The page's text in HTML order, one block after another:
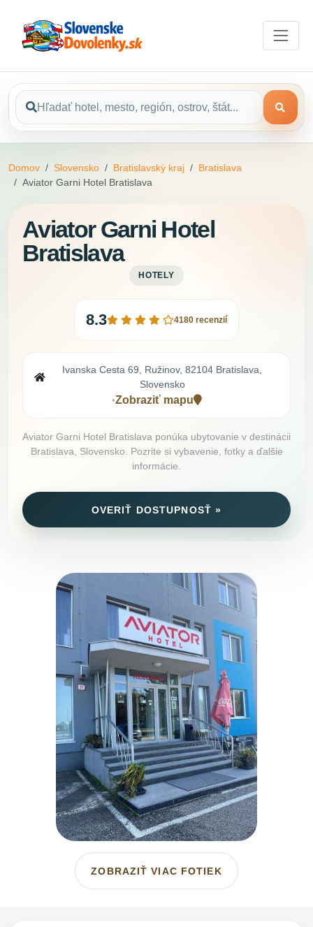
Domov Slovensko Bratislavský kraj
Bratislava
Aviator Garni Hotel Bratislava
Aviator Garni Hotel
Bratislava
HOTELY
8.3 4180 recenzií
Ivanska Cesta 69, Ružinov, 82104 Bratislava,
Slovensko
•Zobraziť mapu
Aviator Garni Hotel Bratislava ponúka ubytovanie v destinácii
Bratislava, Slovensko. Pozrite si vybavenie, fotky a ďalšie
informácie.
OVERIŤ DOSTUPNOSŤ »
ZOBRAZIŤ VIAC FOTIEK